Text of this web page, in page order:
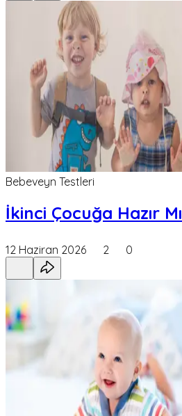
Bebeveyn Testleri
İkinci Çocuğa Hazır
12 Haziran 2026 2 0